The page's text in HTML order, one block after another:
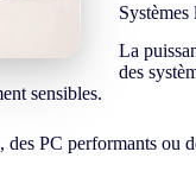
La
des
sensibles.
PC performants ou